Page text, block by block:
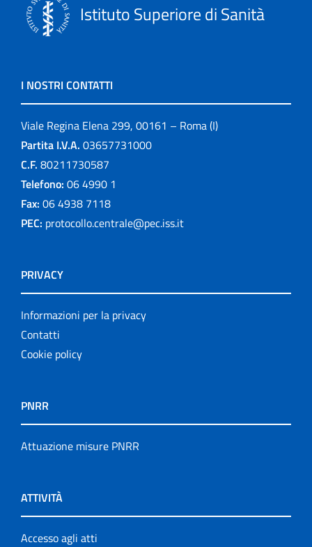
Istituto Superiore di Sanità
I NOSTRI CONTATTI
Viale Regina Elena 299, 00161 – Roma (I)
Partita I.V.A. 03657731000
C.F. 80211730587
Telefono: 06 4990 1
Fax: 06 4938 7118
PEC: protocollo.centrale@pec.iss.it
PRIVACY
Informazioni per la privacy
Contatti
Cookie policy
PNRR
Attuazione misure PNRR
ATTIVITÀ
Accesso agli atti